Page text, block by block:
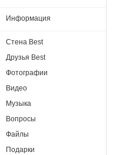
Информация
Стена Best
Друзья Best
Фотографии
Видео
Музыка
Вопросы
Файлы
Подарки